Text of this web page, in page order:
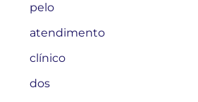
pelo
atendimento
clínico
dos